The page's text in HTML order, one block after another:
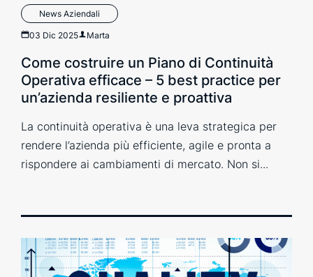
News Aziendali
03 Dic 2025 Marta
Come costruire un Piano di Continuità
Operativa efficace – 5 best practice per
un’azienda resiliente e proattiva
La continuità operativa è una leva strategica per
rendere l’azienda più efficiente, agile e pronta a
rispondere ai cambiamenti di mercato. Non si...